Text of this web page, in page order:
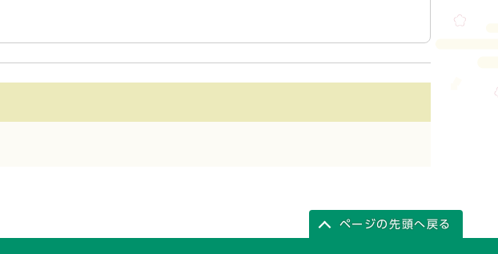
ページの先頭へ戻る